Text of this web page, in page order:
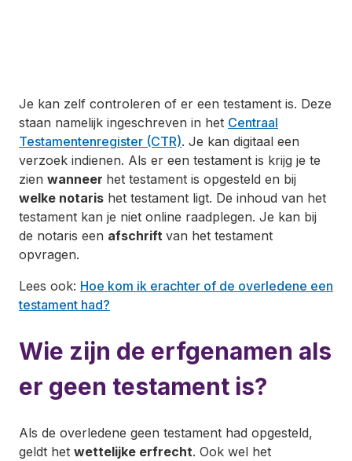
Je kan zelf controleren of er een testament is. Deze
staan namelijk ingeschreven in het Centraal
Testamentenregister (CTR). Je kan digitaal een
verzoek indienen. Als er een testament is krijg je te
zien wanneer het testament is opgesteld en bij
welke notaris het testament ligt. De inhoud van het
testament kan je niet online raadplegen. Je kan bij
de notaris een afschrift van het testament
opvragen.
Lees ook: Hoe kom ik erachter of de overledene een
testament had?
Wie zijn de erfgenamen als
er geen testament is?
Als de overledene geen testament had opgesteld,
geldt het wettelijke erfrecht. Ook wel het